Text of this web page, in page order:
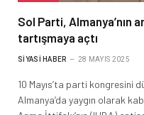
Sol Parti, Almanya’nın
tartışmaya açtı
SIYASI HABER 28 MAYIS 2025
10 Mayıs’ta parti kongresini
Almanya’da yaygın olarak